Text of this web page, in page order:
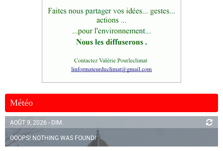
Météo
AOÛT 9, 2026 - DIM.
OOOPS! NOTHING WAS FOUND!